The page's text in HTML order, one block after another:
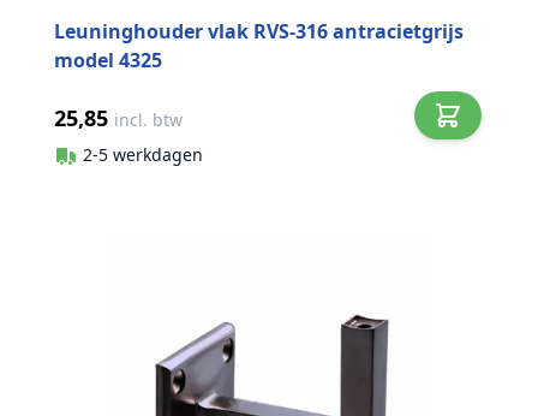
Leuninghouder vlak RVS-316 antracietgrijs
model 4325
25,85 incl. btw
2-5 werkdagen